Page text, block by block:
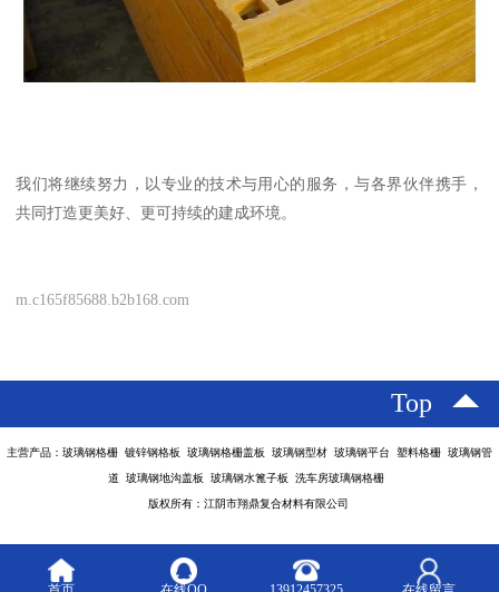
我们将继续努力，以专业的技术与用心的服务，与各界伙伴携手，
共同打造更美好、更可持续的建成环境。
m.c165f85688.b2b168.com
Top
主营产品：玻璃钢格栅 镀锌钢格板 玻璃钢格栅盖板 玻璃钢型材 玻璃钢平台 塑料格栅 玻璃钢管
道 玻璃钢地沟盖板 玻璃钢水篦子板 洗车房玻璃钢格栅
版权所有：江阴市翔鼎复合材料有限公司